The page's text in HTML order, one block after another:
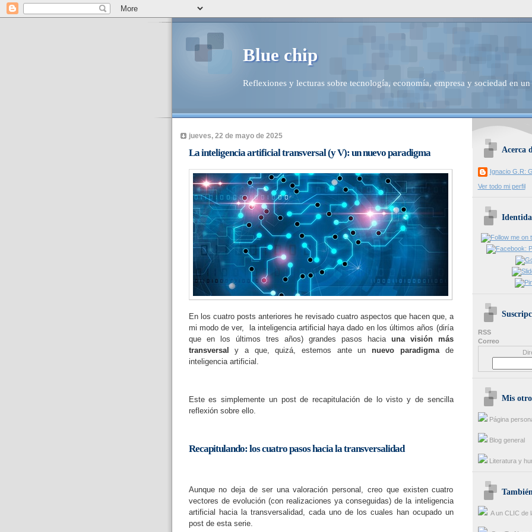
Blue chip
Reflexiones y lecturas sobre tecnología, economía, empresa y sociedad en
jueves, 22 de mayo de 2025
La inteligencia artificial transversal (y V): un nuevo paradigma
En los cuatro posts anteriores he revisado cuatro aspectos que hacen que, a
mi modo de ver, la inteligencia artificial haya dado en los últimos años (diría
que en los últimos tres años) grandes pasos hacia una visión más
transversal
y a que, quizá, estemos ante unnuevo paradigmade
inteligencia artificial.
Este es simplemente un post de recapitulación de lo visto y de sencilla
reflexión sobre ello.
Recapitulando: los cuatro pasos hacia la transversalidad
Aunque no deja de ser una valoración personal, creo que existen cuatro
vectores de evolución (con realizaciones ya conseguidas) de la inteligencia
artificial hacia la transversalidad, cada uno de los cuales han ocupado un
post de esta serie.
Acerca
Ignacio G.R:
Ver todo mi perfil
RSS
Correo
Mis
Página
Blog general
Literatura y
A un CLIC de